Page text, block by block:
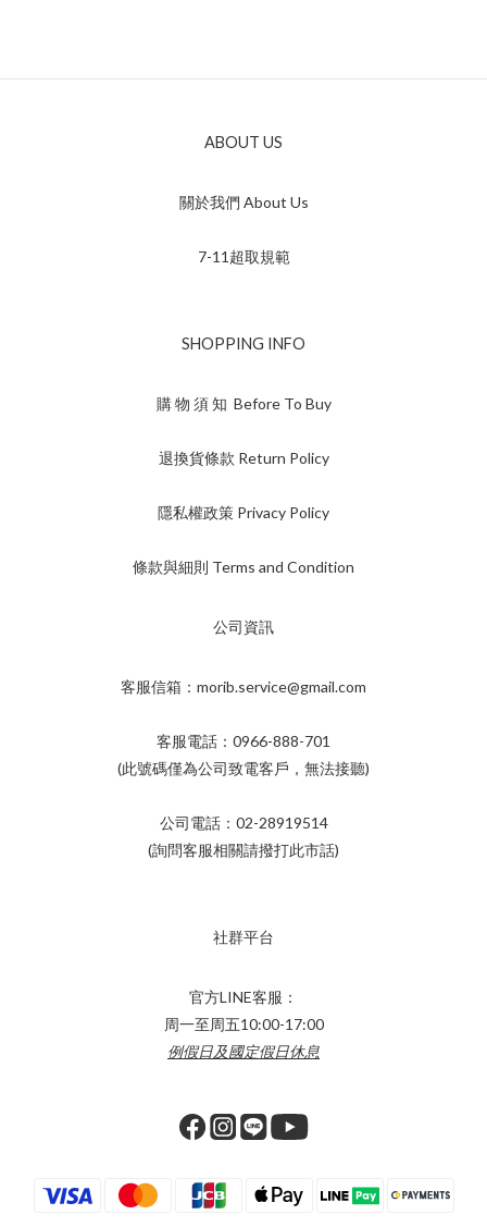
ABOUT US
關於我們 About Us
7-11超取規範
SHOPPING INFO
購 物 須 知 Before To Buy
退換貨條款 Return Policy
隱私權政策 Privacy Policy
條款與細則 Terms and Condition
公司資訊
客服信箱：morib.service@gmail.com
客服電話：0966-888-701
(此號碼僅為公司致電客戶，無法接聽)
公司電話：02-28919514
(詢問客服相關請撥打此市話)
社群平台
官方LINE客服：
周一至周五10:00-17:00
例假日及國定假日休息